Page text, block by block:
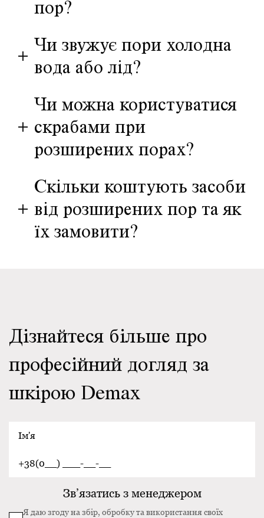
пор?
+
Чи звужує пори холодна
вода або лід?
+
Чи можна користуватися
скрабами при
розширених порах?
+
Скільки коштують засоби
від розширених пор та як
їх замовити?
Дізнайтеся більше про
професійний догляд за
шкірою Demax
Я даю згоду на збір, обробку та використання своїх